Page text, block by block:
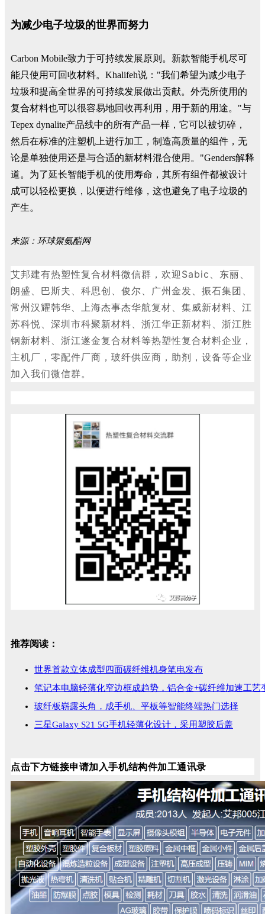
为减少电子垃圾的世界而努力
Carbon Mobile致力于可持续发展原则。新款智能手机尽可
能只使用可回收材料。Khalifeh说："我们希望为减少电子
垃圾和提高全世界的可持续发展做出贡献。外壳所使用的
复合材料也可以很容易地回收再利用，用于新的用途。"与
Tepex dynalite产品线中的所有产品一样，它可以被切碎，
然后在标准的注塑机上进行加工，制造高质量的组件，无
论是单独使用还是与合适的新材料混合使用。"Genders解释
道。为了延长智能手机的使用寿命，其所有组件都被设计
成可以轻松更换，以便进行维修，这也避免了电子垃圾的
产生。
来源： 环球聚氨酯网
艾邦建有热塑性复合材料微信群，欢迎 Sabic、东丽、
朗盛、巴斯夫、科思创、俊尔、广州金发、振石集团、
常州汉耀韩华、上海杰事杰华航复材、集威新材料、江
苏科悦、深圳市科聚新材料、浙江华正新材料、浙江胜
钢新材料、浙江遂金复合材料等热塑性复合材料企业，
主机厂，零配件厂商，玻纤供应商，助剂，设备等企业
加入我们微信群。
推荐阅读：
世界首款立体成型四面碳纤维机身笔电发布
笔记本电脑轻薄化窄边框成趋势，铝合金+碳纤维加速工艺
玻纤板崭露头角，成手机、平板等智能终端热门选择
三星Galaxy S21 5G手机轻薄化设计，采用塑胶后盖
点击下方链接申请加入手机结构件加工通讯录